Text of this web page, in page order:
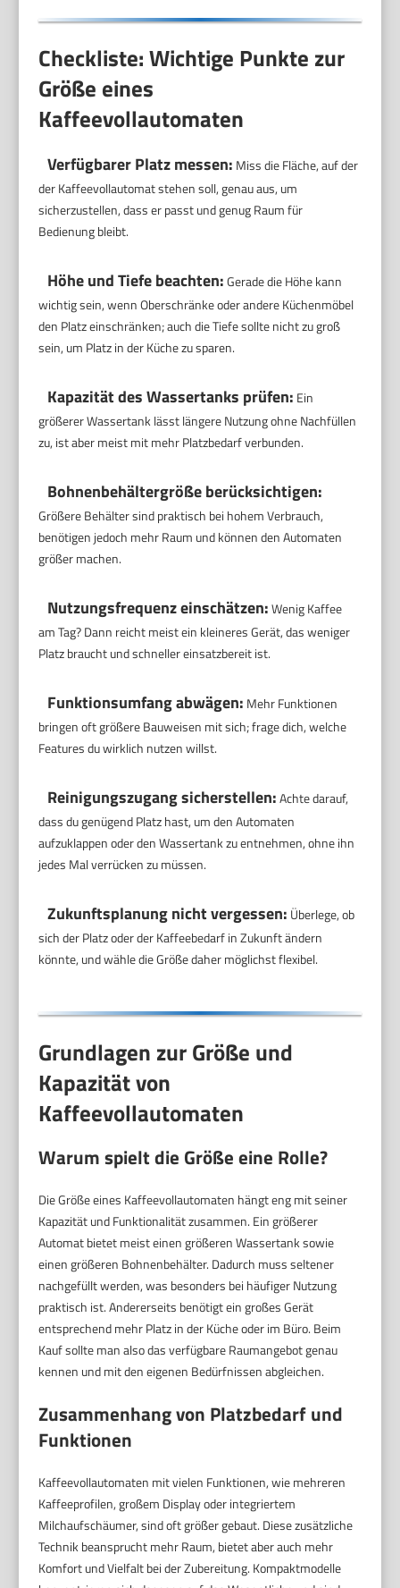
Checkliste: Wichtige Punkte zur
Größe eines
Kaffeevollautomaten
Verfügbarer Platz messen: Miss die Fläche, auf der
der Kaffeevollautomat stehen soll, genau aus, um
sicherzustellen, dass er passt und genug Raum für
Bedienung bleibt.
Höhe und Tiefe beachten:Gerade die Höhe kann
wichtig sein, wenn Oberschränke oder andere Küchenmöbel
den Platz einschränken; auch die Tiefe sollte nicht zu groß
sein, um Platz in der Küche zu sparen.
Kapazität des Wassertanks prüfen: Ein
größerer Wassertank lässt längere Nutzung ohne Nachfüllen
zu, ist aber meist mit mehr Platzbedarf verbunden.
Bohnenbehältergröße berücksichtigen:
Größere Behälter sind praktisch bei hohem Verbrauch,
benötigen jedoch mehr Raum und können den Automaten
größer machen.
Nutzungsfrequenz einschätzen:Wenig Kaffee
am Tag? Dann reicht meist ein kleineres Gerät, das weniger
Platz braucht und schneller einsatzbereit ist.
Funktionsumfang abwägen: Mehr Funktionen
bringen oft größere Bauweisen mit sich; frage dich, welche
Features du wirklich nutzen willst.
Reinigungszugang sicherstellen:Achte darauf,
dass du genügend Platz hast, um den Automaten
aufzuklappen oder den Wassertank zu entnehmen, ohne ihn
jedes Mal verrücken zu müssen.
Zukunftsplanung nicht vergessen: Überlege, ob
sich der Platz oder der Kaffeebedarf in Zukunft ändern
könnte, und wähle die Größe daher möglichst flexibel.
Grundlagen zur Größe und
Kapazität von
Kaffeevollautomaten
Warum spielt die Größe eine Rolle?
Die Größe eines Kaffeevollautomaten hängt eng mit seiner
Kapazität und Funktionalität zusammen. Ein größerer
Automat bietet meist einen größeren Wassertank sowie
einen größeren Bohnenbehälter. Dadurch muss seltener
nachgefüllt werden, was besonders bei häufiger Nutzung
praktisch ist. Andererseits benötigt ein großes Gerät
entsprechend mehr Platz in der Küche oder im Büro. Beim
Kauf sollte man also das verfügbare Raumangebot genau
kennen und mit den eigenen Bedürfnissen abgleichen.
Zusammenhang von Platzbedarf und
Funktionen
Kaffeevollautomaten mit vielen Funktionen, wie mehreren
Kaffeeprofilen, großem Display oder integriertem
Milchaufschäumer, sind oft größer gebaut. Diese zusätzliche
Technik beansprucht mehr Raum, bietet aber auch mehr
Komfort und Vielfalt bei der Zubereitung. Kompaktmodelle